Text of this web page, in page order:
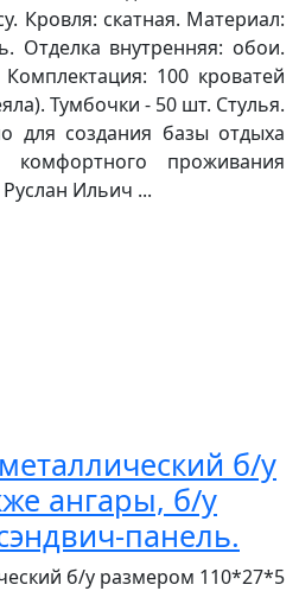
Кровля: скатная. Материал:
Отделка внутренняя: обои.
100 кроватей
Тумбочки - 50 шт. Стулья.
для создания базы отдыха
проживания
Ильич ...
б/у
ангары, б/у
панель.
б/у размером 110*27*5